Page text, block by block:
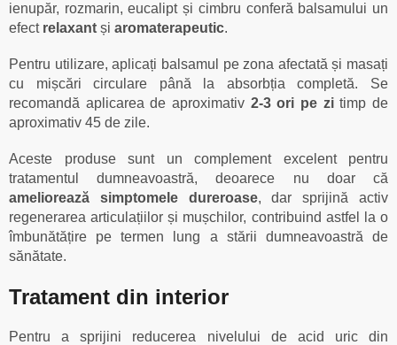
ienupăr, rozmarin, eucalipt și cimbru conferă balsamului un
efect relaxant și aromaterapeutic.
Pentru utilizare, aplicați balsamul pe zona afectată și masați
cu mișcări circulare până la absorbția completă. Se
recomandă aplicarea de aproximativ 2-3 ori pe zitimp de
aproximativ 45 de zile.
Aceste produse sunt un complement excelent pentru
tratamentul dumneavoastră, deoarece nu doar că
ameliorează simptomele dureroase, dar sprijină activ
regenerarea articulațiilor și mușchilor, contribuind astfel la o
îmbunătățire pe termen lung a stării dumneavoastră de
sănătate.
Tratament din interior
Pentru a sprijini reducerea nivelului de acid uric din